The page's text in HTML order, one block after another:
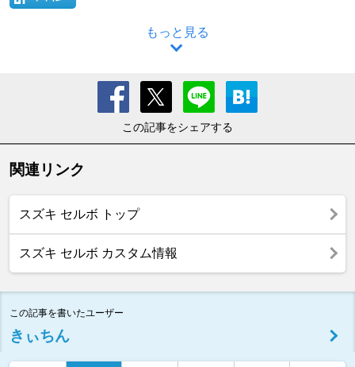
もっと見る
この記事をシェアする
関連リンク
スズキ セルボ トップ
スズキ セルボ カスタム情報
この記事を書いたユーザー
きぃちん